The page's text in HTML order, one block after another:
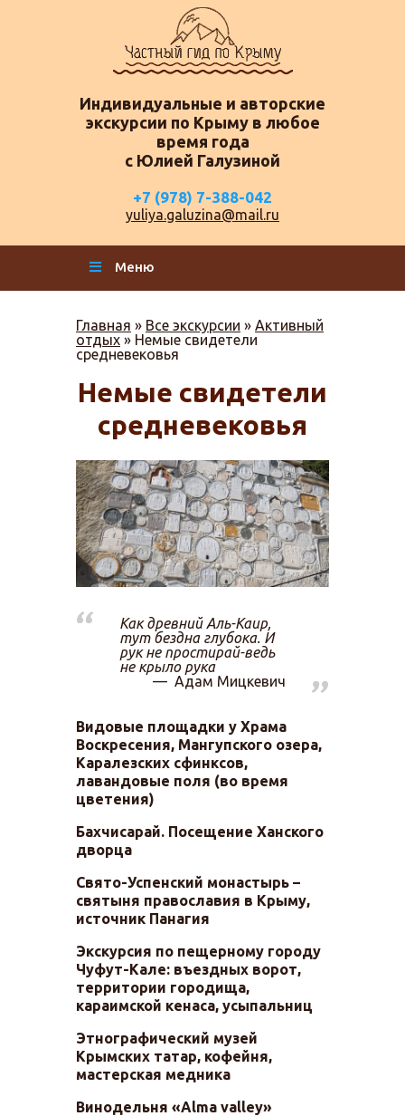
Индивидуальные и авторские
экскурсии по Крыму в любое
время года
с Юлией Галузиной
+7 (978) 7-388-042
yuliya.galuzina@mail.ru
Меню
Главная » Все экскурсии » Активный
отдых » Немые свидетели
средневековья
Немые свидетели
средневековья
Как древний Аль-Каир,
тут бездна глубока. И
рук не простирай-ведь
не крыло рука
Адам Мицкевич
Видовые площадки у Храма
Воскресения, Мангупского озера,
Каралезских сфинксов,
лавандовые поля (во время
цветения)
Бахчисарай. Посещение Ханского
дворца
Свято-Успенский монастырь –
святыня православия в Крыму,
источник Панагия
Экскурсия по пещерному городу
Чуфут-Кале: въездных ворот,
территории городища,
караимской кенаса, усыпальниц
Этнографический музей
Крымских татар, кофейня,
мастерская медника
Винодельня «Alma valley»